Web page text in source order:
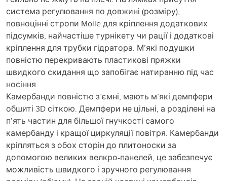
система регулювання по довжині (розміру),
повноцінні стропи Molle для кріплення додаткових
підсумків, найчастіше турнікету чи рації і додаткові
кріплення для трубки гідратора. М’які подушки
повністю перекривають пластикові пряжки
швидкого скидання що запобігає натиранню під час
носіння.
Камербанди повністю з’ємні, мають м’які демпфери
обшиті 3D сіткою. Демпфери не цільні, а розділені на
п’ять частин для більшої гнучкості самого
камербанду і кращої циркуляції повітря. Камербанди
кріпляться з обох сторін до плитоноски за
допомогою великих велкро-панелей, це забезпечує
можливість швидкого і зручного регулювання